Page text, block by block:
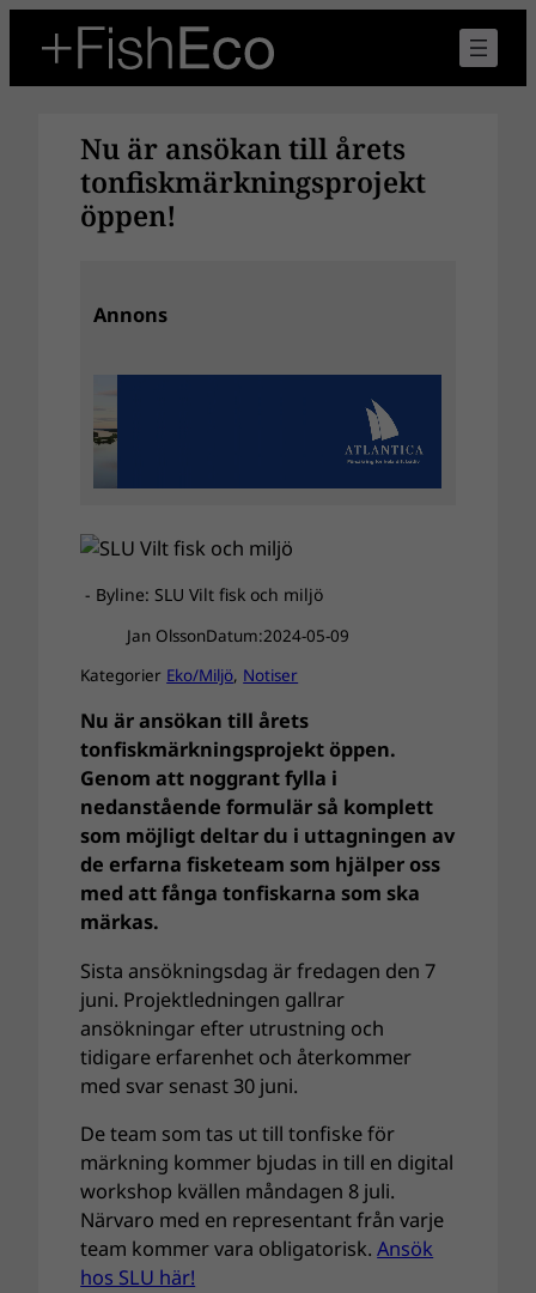
innehåll
Nu är ansökan till årets
tonfiskmärkningsprojekt
öppen!
Annons
- Byline: SLU Vilt fisk och miljö
Jan OlssonDatum:2024-05-09
Kategorier Eko/Miljö, Notiser
Nu är ansökan till årets
tonfiskmärkningsprojekt öppen.
Genom att noggrant fylla i
nedanstående formulär så komplett
som möjligt deltar du i uttagningen av
de erfarna fisketeam som hjälper oss
med att fånga tonfiskarna som ska
märkas.
Sista ansökningsdag är fredagen den 7
juni. Projektledningen gallrar
ansökningar efter utrustning och
tidigare erfarenhet och återkommer
med svar senast 30 juni.
De team som tas ut till tonfiske för
märkning kommer bjudas in till en digital
workshop kvällen måndagen 8 juli.
Närvaro med en representant från varje
team kommer vara obligatorisk.Ansök
hos SLU här!